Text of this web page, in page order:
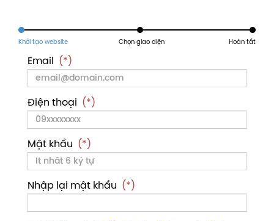
Email (*)
Điện thoại (*)
Mật khẩu (*)
Nhập lại mật khẩu (*)